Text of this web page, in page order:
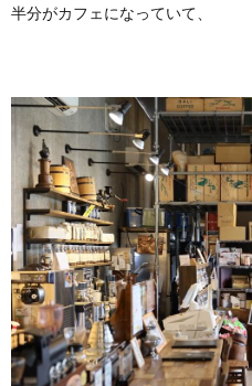
半分がカフェになっていて、